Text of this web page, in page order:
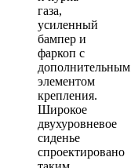
газа,
усиленный
бампер и
фаркоп с
дополнительным
элементом
крепления.
Широкое
двухуровневое
сиденье
спроектировано